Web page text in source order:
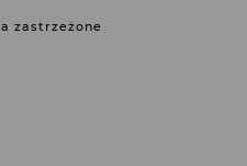
zastrzeżone